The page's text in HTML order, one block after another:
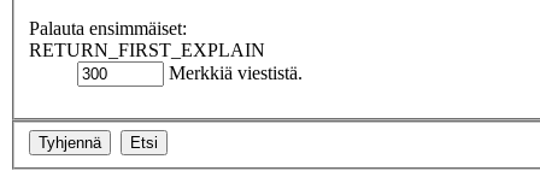
Palauta ensimmäiset:
RETURN_FIRST_EXPLAIN
Merkkiä viestistä.